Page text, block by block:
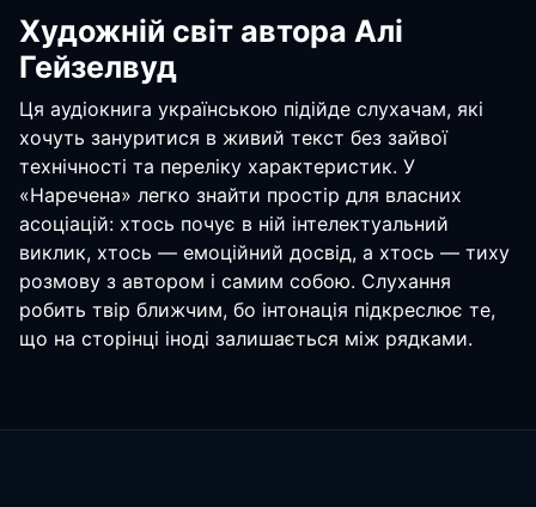
Художній світ автора Алі
Гейзелвуд
Ця аудіокнига українською підійде слухачам, які
хочуть зануритися в живий текст без зайвої
технічності та переліку характеристик. У
«Наречена» легко знайти простір для власних
асоціацій: хтось почує в ній інтелектуальний
виклик, хтось — емоційний досвід, а хтось — тиху
розмову з автором і самим собою. Слухання
робить твір ближчим, бо інтонація підкреслює те,
що на сторінці іноді залишається між рядками.